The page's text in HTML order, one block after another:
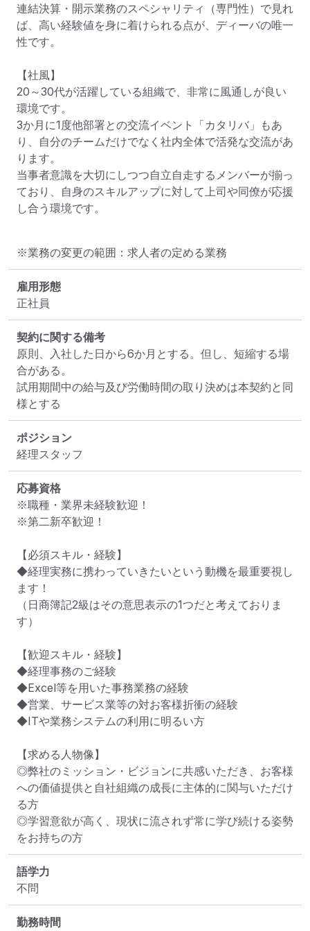
連結決算・開示業務のスペシャリティ（専門性）で見れ
ば、高い経験値を身に着けられる点が、ディーバの唯一
性です。
【社風】
20～30代が活躍している組織で、非常に風通しが良い
環境です。
3か月に1度他部署との交流イベント「カタリバ」もあ
り、自分のチームだけでなく社内全体で活発な交流があ
ります。
当事者意識を大切にしつつ自立自走するメンバーが揃っ
ており、自身のスキルアップに対して上司や同僚が応援
し合う環境です。
※業務の変更の範囲：求人者の定める業務
雇用形態
正社員
契約に関する備考
原則、入社した日から6か月とする。但し、短縮する場
合がある。
試用期間中の給与及び労働時間の取り決めは本契約と同
様とする
ポジション
経理スタッフ
応募資格
※職種・業界未経験歓迎！
※第二新卒歓迎！
【必須スキル・経験】
◆経理実務に携わっていきたいという動機を最重要視し
ます！
（日商簿記2級はその意思表示の1つだと考えておりま
す）
【歓迎スキル・経験】
◆経理事務のご経験
◆Excel等を用いた事務業務の経験
◆営業、サービス業等の対お客様折衝の経験
◆ITや業務システムの利用に明るい方
【求める人物像】
◎弊社のミッション・ビジョンに共感いただき、お客様
への価値提供と自社組織の成長に主体的に関与いただけ
る方
◎学習意欲が高く、現状に流されず常に学び続ける姿勢
をお持ちの方
語学力
不問
勤務時間